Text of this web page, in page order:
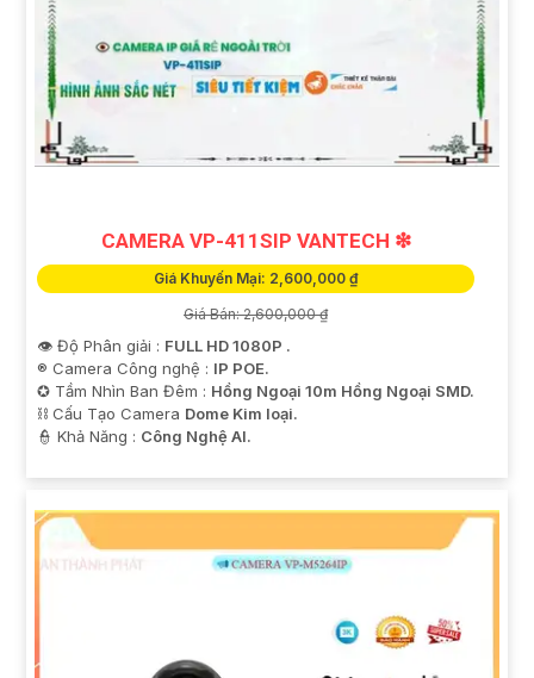
Nếu bạn đang tìm kiếm một giải pháp giám sát an ninh
tốt cho ngôi nhà hoặc doanh nghiệp của mình, Camera
Vantech Việt Nam là một lựa chọn hàng đầu mà bạn có
thể tin tưởng.
CAMERA VP-411SIP VANTECH ❇
Giá Khuyến Mại: 2,600,000 ₫
Giá Bán: 2,600,000 ₫
👁 Độ Phân giải : FULL HD 1080P .
®️ Camera Công nghệ : IP POE.
✪ Tầm Nhìn Ban Đêm : Hồng Ngoại 10m Hồng Ngoại SMD.
⛓ Cấu Tạo Camera Dome Kim loại.
️👮 Khả Năng : Công Nghệ AI.